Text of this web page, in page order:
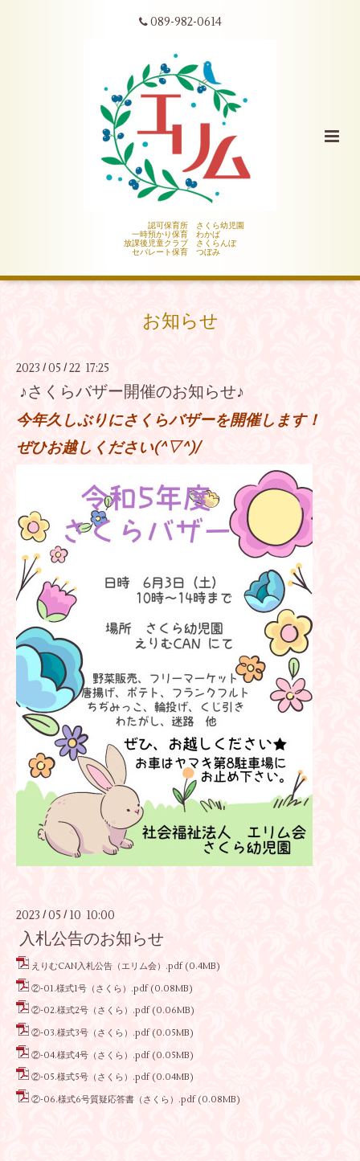
089-982-0614
認可保育所 さくら幼児園
一時預かり保育 わかば
放課後児童クラブ さくらんぼ
セパレート保育 つぼみ
お知らせ
2023 / 05 /22 17:25
♪さくらバザー開催のお知らせ♪
今年久しぶりにさくらバザーを開催します！
ぜひお越しください(^▽^)/
2023 / 05 / 10 10:00
入札公告のお知らせ
えりむCAN入札公告（エリム会）.pdf (0.4MB)
②-01.様式1号（さくら）.pdf (0.08MB)
②-02.様式2号（さくら）.pdf (0.06MB)
②-03.様式3号（さくら）.pdf (0.05MB)
②-04.様式4号（さくら）.pdf (0.05MB)
②-05.様式5号（さくら）.pdf (0.04MB)
②-06.様式6号質疑応答書（さくら）.pdf (0.08MB)